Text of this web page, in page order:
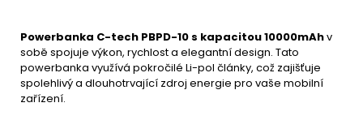
Powerbanka C-tech PBPD-10 s kapacitou 10000mAhv
sobě spojuje výkon, rychlost a elegantní design. Tato
powerbanka využívá pokročilé Li-pol články, což zajišťuje
spolehlivý a dlouhotrvající zdroj energie pro vaše mobilní
zařízení.